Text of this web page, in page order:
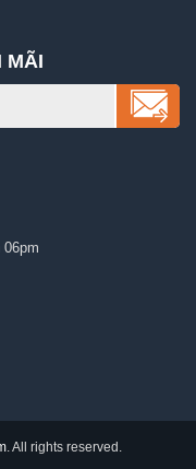
MÃI
. All rights reserved.